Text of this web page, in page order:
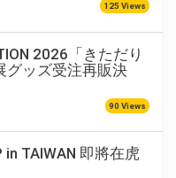
125 Views
2026「きただり
グッズ受注再販決
90 Views
in TAIWAN 即將在虎